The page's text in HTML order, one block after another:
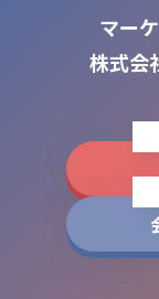
マー
株式会